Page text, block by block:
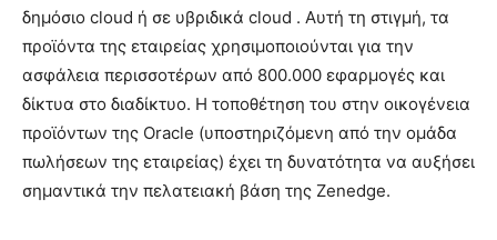
δημόσιο cloud ή σε υβριδικά cloud . Αυτή τη στιγμή, τα
προϊόντα της εταιρείας χρησιμοποιούνται για την
ασφάλεια περισσοτέρων από 800.000 εφαρμογές και
δίκτυα στο διαδίκτυο. Η τοποθέτηση του στην οικογένεια
προϊόντων της Oracle (υποστηριζόμενη από την ομάδα
πωλήσεων της εταιρείας) έχει τη δυνατότητα να αυξήσει
σημαντικά την πελατειακή βάση της Zenedge.